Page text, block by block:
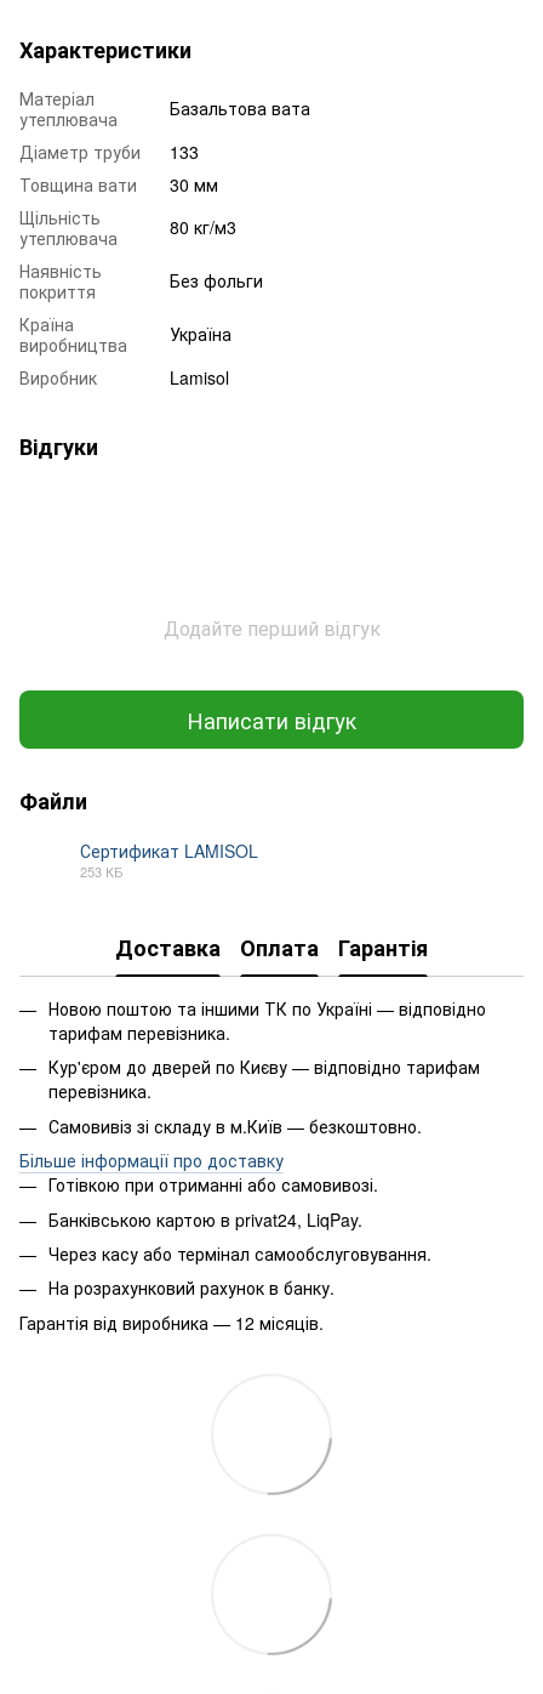
Характеристики
Матеріал
утеплювача
Базальтова вата
Діаметр труби
133
Товщина вати
30 мм
Щільність
утеплювача
80 кг/м3
Наявність
покриття
Без фольги
Країна
виробництва
Україна
Виробник
Lamisol
Відгуки
Додайте перший відгук
Написати відгук
Файли
Сертификат LAMISOL
253 КБ
Доставка Оплата Гарантія
Новою поштою та іншими ТК по Україні — відповідно
тарифам перевізника.
Кур'єром до дверей по Києву — відповідно тарифам
перевізника.
Самовивіз зі складу в м.Київ — безкоштовно.
Більше інформації про доставку
Готівкою при отриманні або самовивозі.
Банківською картою в privat24, LiqPay.
Через касу або термінал самообслуговування.
На розрахунковий рахунок в банку.
Гарантія від виробника — 12 місяців.